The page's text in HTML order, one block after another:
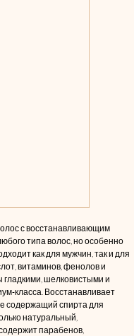
с восстанавливающим
типа волос, но особенно
как для мужчин, так и для
витаминов, фенолов и
гладкими, шелковистыми и
класса. Восстанавливает
содержащий спирта для
натуральный,
парабенов,